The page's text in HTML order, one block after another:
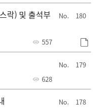
180
락) 및 출석부
557
179
628
178